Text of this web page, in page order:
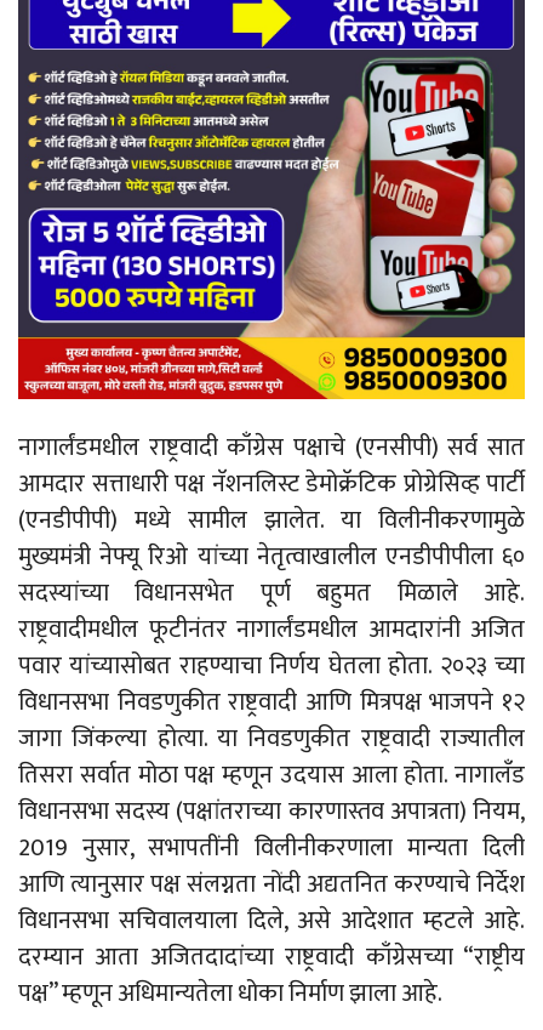
नागार्लंडमधील राष्ट्रवादी काँग्रेस पक्षाचे (एनसीपी) सर्व सात
आमदार सत्ताधारी पक्ष नॅशनलिस्ट डेमोक्रॅटिक प्रोग्रेसिव्ह पार्टी
(एनडीपीपी) मध्ये सामील झालेत. या विलीनीकरणामुळे
मुख्यमंत्री नेफ्यू रिओ यांच्या नेतृत्वाखालील एनडीपीपीला ६०
सदस्यांच्या विधानसभेत पूर्ण बहुमत मिळाले आहे.
राष्ट्रवादीमधील फूटीनंतर नागार्लंडमधील आमदारांनी अजित
पवार यांच्यासोबत राहण्याचा निर्णय घेतला होता. २०२३ च्या
विधानसभा निवडणुकीत राष्ट्रवादी आणि मित्रपक्ष भाजपने १२
जागा जिंकल्या होत्या. या निवडणुकीत राष्ट्रवादी राज्यातील
तिसरा सर्वात मोठा पक्ष म्हणून उदयास आला होता. नागालँड
विधानसभा सदस्य (पक्षांतराच्या कारणास्तव अपात्रता) नियम,
2019 नुसार, सभापतींनी विलीनीकरणाला मान्यता दिली
आणि त्यानुसार पक्ष संलग्नता नोंदी अद्यतनित करण्याचे निर्देश
विधानसभा सचिवालयाला दिले, असे आदेशात म्हटले आहे.
दरम्यान आता अजितदादांच्या राष्ट्रवादी काँग्रेसच्या “राष्ट्रीय
पक्ष” म्हणून अधिमान्यतेला धोका निर्माण झाला आहे.